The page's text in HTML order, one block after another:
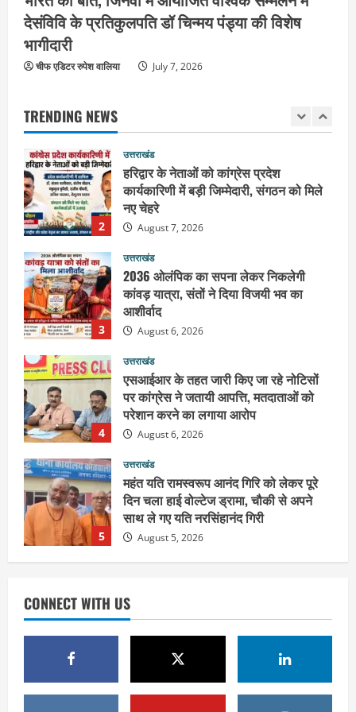
देसंविवि के प्रतिकुलपति डॉ चिन्मय पंड्या की विशेष
भागीदारी
चीफ एडिटर रुपेश वालिया July 7, 2026
TRENDING NEWS
शिवभक्त कांवड़ियों को भोजन प्रसाद वितरित
कर की सेवा, कांवड़ियों की सेवा के लिए सभी
यतिश्वरानन्द
2
कार्यकारिणी में बड़ी जिम्मेदारी, संगठन को मिले
नए चेहरे
August 7, 2026
3
उत्तराखंड
2036 ओलंपिक का सपना लेकर निकलेगी
कांवड़ यात्रा, संतों ने दिया विजयी भव का
August 6, 2026
4
उत्तराखंड
एसआईआर के तहत जारी किए जा रहे नोटिसों
पर कांग्रेस ने जतायी आपत्ति, मतदाताओं को
August 6, 2026
5
उत्तराखंड
महंत यति रामस्वरूप आनंद गिरि को लेकर पूरे
दिन चला हाई वोल्टेज ड्रामा, चौकी से अपने
August 5, 2026
उत्तराखंड
पूर्व कैबिनेट मंत्री स्वामी यतीश्वरानंद ने
शिवभक्त कांवड़ियों को भोजन प्रसाद वितरित
सामर्थ्यवान आमजन आएं आगे : स्वामी
उत्तराखंड
हरिद्वार के नेताओं को कांग्रेस प्रदेश
कार्यकारिणी में बड़ी जिम्मेदारी, संगठन को मिले
CONNECT WITH US